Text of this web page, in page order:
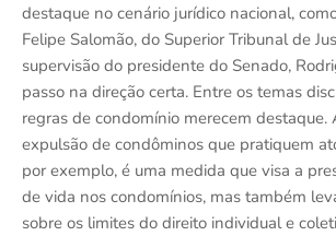
destaque no cenário jurídico nacional,
Felipe Salomão, do Superior Tribunal de
supervisão do presidente do Senado,
passo na direção certa. Entre os temas
regras de condomínio merecem destaque.
expulsão de condôminos que pratiquem
por exemplo, é uma medida que visa a
de vida nos condomínios, mas também
sobre os limites do direito individual e